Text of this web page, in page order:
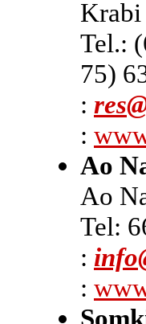
Krabi
Tel.:
75)
:
:
Ao
Ao
Tel:
:
: